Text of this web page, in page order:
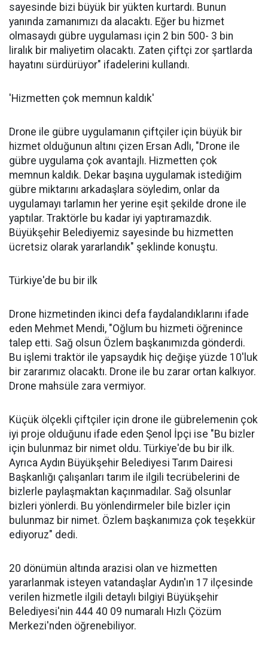
sayesinde bizi büyük bir yükten kurtardı. Bunun
yanında zamanımızı da alacaktı. Eğer bu hizmet
olmasaydı gübre uygulaması için 2 bin 500- 3 bin
liralık bir maliyetim olacaktı. Zaten çiftçi zor şartlarda
hayatını sürdürüyor" ifadelerini kullandı.
'Hizmetten çok memnun kaldık'
Drone ile gübre uygulamanın çiftçiler için büyük bir
hizmet olduğunun altını çizen Ersan Adlı, "Drone ile
gübre uygulama çok avantajlı. Hizmetten çok
memnun kaldık. Dekar başına uygulamak istediğim
gübre miktarını arkadaşlara söyledim, onlar da
uygulamayı tarlamın her yerine eşit şekilde drone ile
yaptılar. Traktörle bu kadar iyi yaptıramazdık.
Büyükşehir Belediyemiz sayesinde bu hizmetten
ücretsiz olarak yararlandık" şeklinde konuştu.
Türkiye'de bu bir ilk
Drone hizmetinden ikinci defa faydalandıklarını ifade
eden Mehmet Mendi, "Oğlum bu hizmeti öğrenince
talep etti. Sağ olsun Özlem başkanımızda gönderdi.
Bu işlemi traktör ile yapsaydık hiç değişe yüzde 10'luk
bir zararımız olacaktı. Drone ile bu zarar ortan kalkıyor.
Drone mahsüle zara vermiyor.
Küçük ölçekli çiftçiler için drone ile gübrelemenin çok
iyi proje olduğunu ifade eden Şenol İpçi ise "Bu bizler
için bulunmaz bir nimet oldu. Türkiye'de bu bir ilk.
Ayrıca Aydın Büyükşehir Belediyesi Tarım Dairesi
Başkanlığı çalışanları tarım ile ilgili tecrübelerini de
bizlerle paylaşmaktan kaçınmadılar. Sağ olsunlar
bizleri yönlerdi. Bu yönlendirmeler bile bizler için
bulunmaz bir nimet. Özlem başkanımıza çok teşekkür
ediyoruz" dedi.
20 dönümün altında arazisi olan ve hizmetten
yararlanmak isteyen vatandaşlar Aydın'ın 17 ilçesinde
verilen hizmetle ilgili detaylı bilgiyi Büyükşehir
Belediyesi'nin 444 40 09 numaralı Hızlı Çözüm
Merkezi'nden öğrenebiliyor.